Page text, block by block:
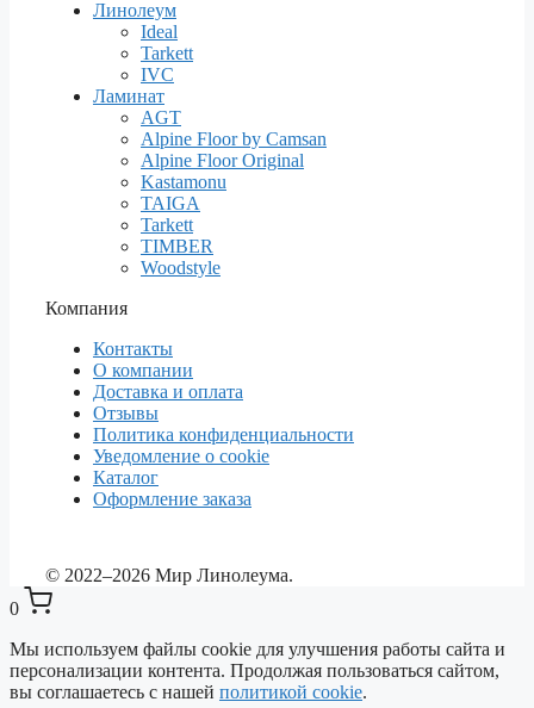
Линолеум
Ideal
Tarkett
IVC
Ламинат
AGT
Alpine Floor by Camsan
Alpine Floor Original
Kastamonu
TAIGA
Tarkett
TIMBER
Woodstyle
Компания
Контакты
О компании
Доставка и оплата
Отзывы
Политика конфиденциальности
Уведомление о cookie
Каталог
Оформление заказа
© 2022–2026 Мир Линолеума.
0
Выберите ваш город
Мы используем файлы cookie для улучшения работы сайта и
персонализации контента. Продолжая пользоваться сайтом,
вы соглашаетесь с нашей политикой cookie.